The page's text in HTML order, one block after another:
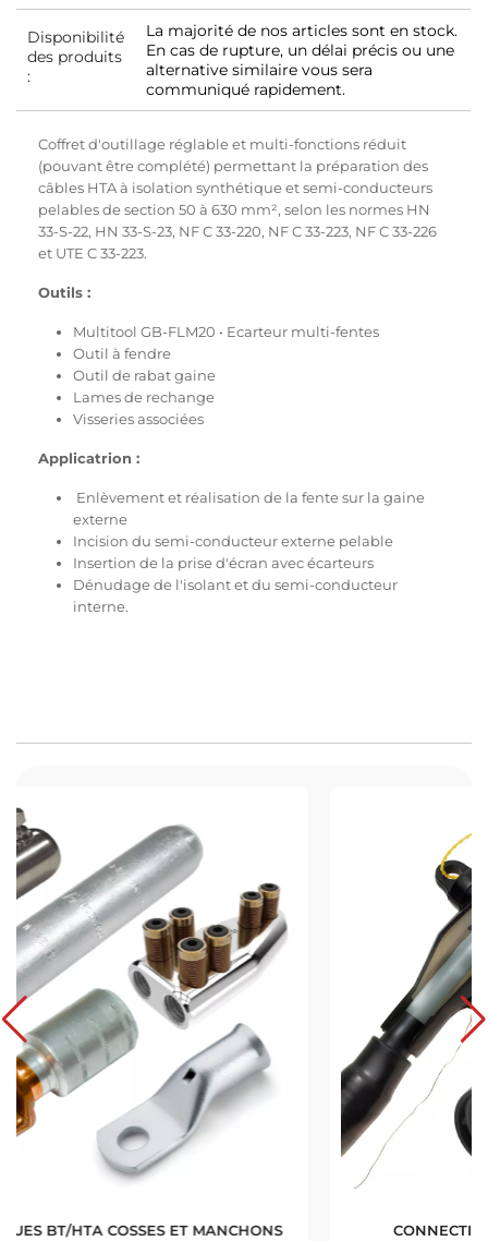
Disponibilité
des produits
:
La majorité de nos articles sont en stock.
En cas de rupture, un délai précis ou une
alternative similaire vous sera
communiqué rapidement.
Coffret d'outillage réglable et multi-fonctions réduit
(pouvant être complété) permettant la préparation des
câbles HTA à isolation synthétique et semi-conducteurs
pelables de section 50 à 630 mm², selon les normes HN
33-S-22, HN 33-S-23, NF C 33-220, NF C 33-223, NF C 33-226
et UTE C 33-223.
Outils :
Multitool GB-FLM20 • Ecarteur multi-fentes
Outil à fendre
Outil de rabat gaine
Lames de rechange
Visseries associées
Applicatrion :
Enlèvement et réalisation de la fente sur la gaine
externe
Incision du semi-conducteur externe pelable
Insertion de la prise d'écran avec écarteurs
Dénudage de l'isolant et du semi-conducteur
interne.
CONNECTIONS HAUTE TENSION (HTA)